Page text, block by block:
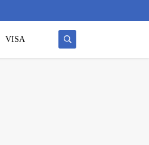
VISA